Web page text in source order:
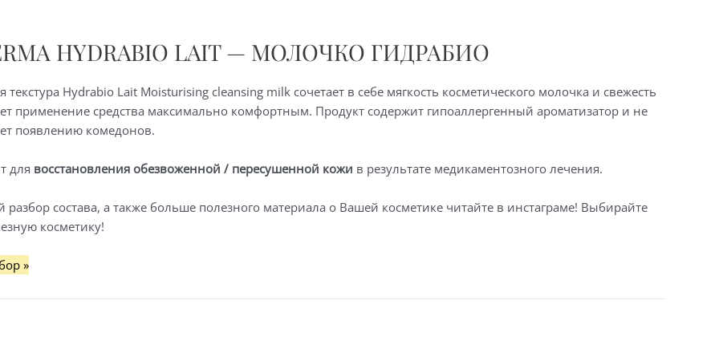
HYDRABIO LAIT — МОЛОЧКО ГИДРАБИО
текстура Hydrabio Lait Moisturising cleansing milk сочетает в себе мягкость косметического молочка и свежесть
применение средства максимально комфортным. Продукт содержит гипоаллергенный ароматизатор и не
появлению комедонов.
для восстановления обезвоженной / пересушенной кожи в результате медикаментозного лечения.
состава, а также больше полезного материала о Вашей косметике читайте в инстаграме! Выбирайте
косметику!
»